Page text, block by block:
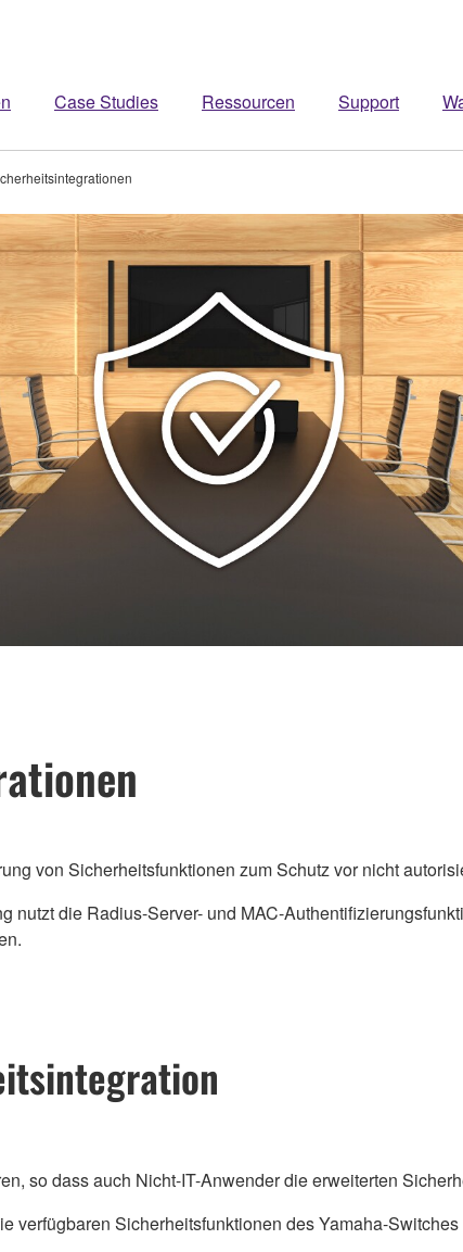
Case Studies Ressourcen Support
von Sicherheitsfunktionen zum Schutz vor nicht
nutzt die Radius-Server- und MAC-
so dass auch Nicht-IT-Anwender die erweiterten
verfügbaren Sicherheitsfunktionen des Yamaha-